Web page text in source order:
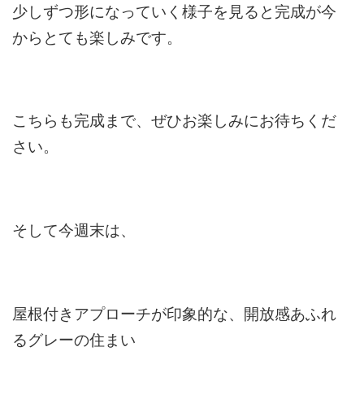
少しずつ形になっていく様子を見ると完成が今
からとても楽しみです。
こちらも完成まで、ぜひお楽しみにお待ちくだ
さい。
そして今週末は、
屋根付きアプローチが印象的な、開放感あふれ
るグレーの住まい